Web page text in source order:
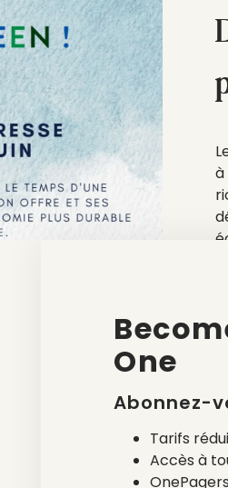
à
One
Abonnez-
Tarifs
Accès à